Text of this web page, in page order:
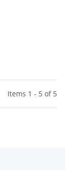
Items 1 - 5 of 5